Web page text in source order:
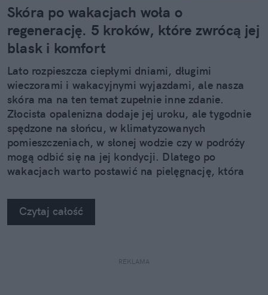
Skóra po wakacjach woła o
regenerację. 5 kroków, które zwrócą jej
blask i komfort
Lato rozpieszcza ciepłymi dniami, długimi
wieczorami i wakacyjnymi wyjazdami, ale nasza
skóra ma na ten temat zupełnie inne zdanie.
Złocista opalenizna dodaje jej uroku, ale tygodnie
spędzone na słońcu, w klimatyzowanych
pomieszczeniach, w słonej wodzie czy w podróży
mogą odbić się na jej kondycji. Dlatego po
wakacjach warto postawić na pielęgnację, która
jak pięć kosmetyków z linii Neuro Adapt marki
Clochee może pomóc skórze odzyskać równowagę.
Czytaj całość
REKLAMA